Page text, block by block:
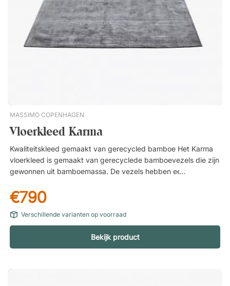
slijtvast. Gemakkelijk te onderhouden. Handgeweven.
MASSIMO COPENHAGEN
Vloerkleed Karma
Kwaliteitskleed gemaakt van gerecycled bamboe Het Karma
vloerkleed is gemaakt van gerecyclede bamboevezels die zijn
gewonnen uit bamboemassa. De vezels hebben een zeer
tapijt van hoge kwaliteit krijgt dat nauwelijks pluisjes afgeeft.
Goed voor de natuur Bamboe doet het goed zonder
bestrijdingsmiddelen en is biologisch afbreekbaar. Hierdoor is
bamboe zeer milieuvriendelijk om te produceren en krijgt u
een vloerkleed dat vriendelijk is voor de natuur.Karma is een
elegant vloerkleed gemaakt van gerecyclede bamboevezels,
€790
Verschillende varianten op voorraad
Bekijk product